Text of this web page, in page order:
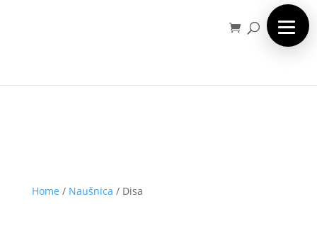
Home / Naušnica / Disa